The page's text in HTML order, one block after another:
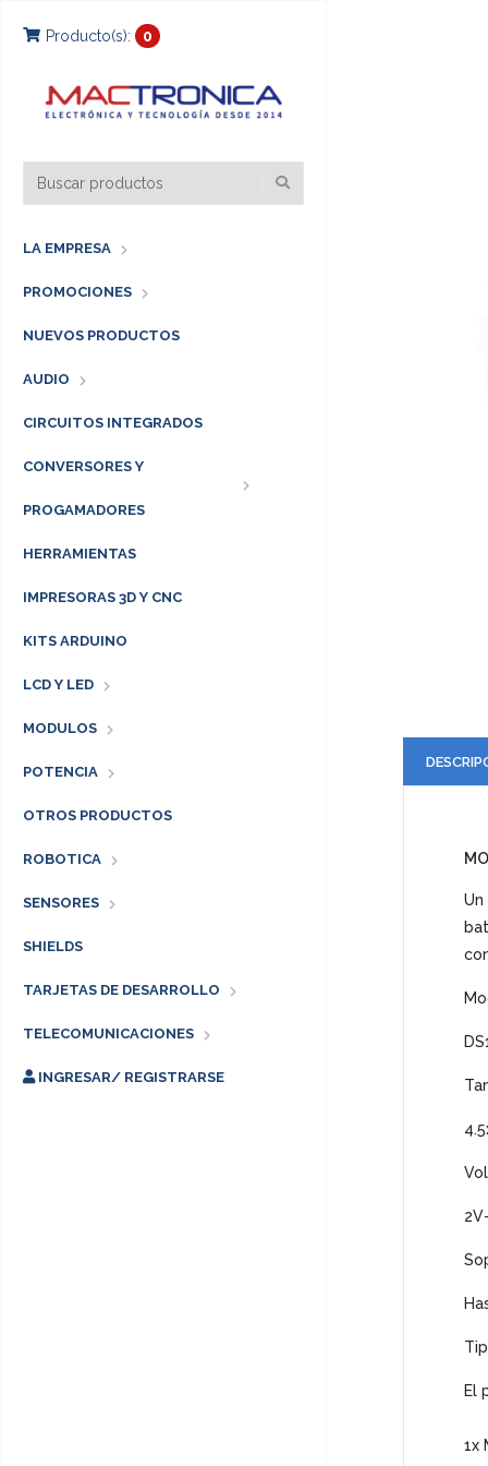
Producto(s): 0
LA EMPRESA
PROMOCIONES
NUEVOS PRODUCTOS
AUDIO
CIRCUITOS INTEGRADOS
CONVERSORES Y
PROGAMADORES
HERRAMIENTAS
IMPRESORAS 3D Y CNC
KITS ARDUINO
LCD Y LED
MODULOS
POTENCIA
OTROS PRODUCTOS
ROBOTICA
SENSORES
SHIELDS
TARJETAS DE DESARROLLO
TELECOMUNICACIONES
INGRESAR/ REGISTRARSE
El
1x